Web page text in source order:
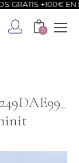
GRATIS +100€ EN
0